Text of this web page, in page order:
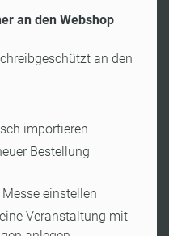
an den Webshop
an den
importieren
Bestellung
einstellen
Veranstaltung mit